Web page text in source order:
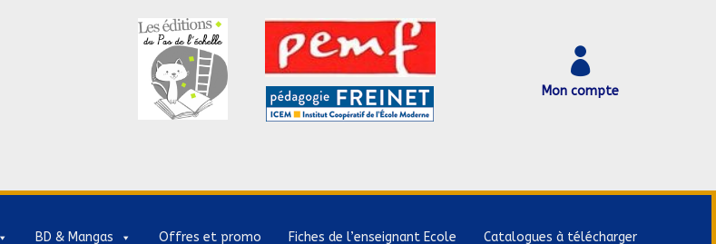

Mon compte
BD & Mangas Offres et promo Fiches de l’enseignant Ecole Catalogues à télécharger